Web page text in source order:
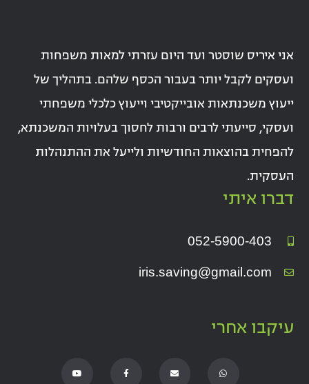
אני איריס שוסטר ועד היום עזרתי למאות משפחות
ועסקים לקבל יותר בעבור הכסף שלהם. בתהליך של
ייעוץ משכנתאות אובייקטיבי וייעוץ כלכלי משפחתי
ועסקי, סייעתי לרבים ורבות לחסוך בעלויות המשכנתא,
להפחית בהוצאות החודשיות ולייעל את ההתנהלות
העסקית.
דברו איתי
052-5900-403
iris.saving@gmail.com
עיקבו אחרי
h
a
n
v
a
c
o
u